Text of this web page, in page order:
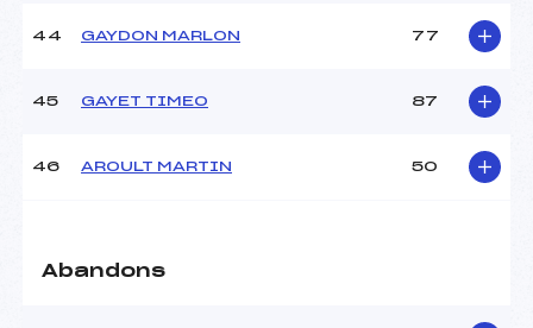
44 GAYDON MARLON 77
45 GAYET TIMEO 87
46 AROULT MARTIN 50
Abandons